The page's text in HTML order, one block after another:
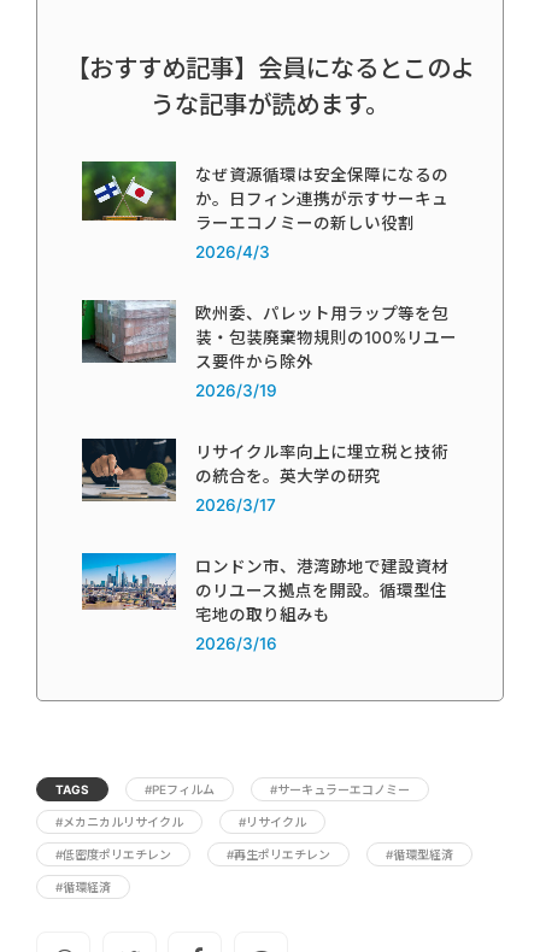
【おすすめ記事】会員になるとこのよ
うな記事が読めます。
なぜ資源循環は安全保障になるの
か。日フィン連携が示すサーキュ
ラーエコノミーの新しい役割
2026/4/3
欧州委、パレット用ラップ等を包
装・包装廃棄物規則の100%リユー
ス要件から除外
2026/3/19
リサイクル率向上に埋立税と技術
の統合を。英大学の研究
2026/3/17
ロンドン市、港湾跡地で建設資材
のリユース拠点を開設。循環型住
宅地の取り組みも
2026/3/16
TAGS #PEフィルム #サーキュラーエコノミー
#メカニカルリサイクル #リサイクル
#低密度ポリエチレン #再生ポリエチレン #循環型経済
#循環経済